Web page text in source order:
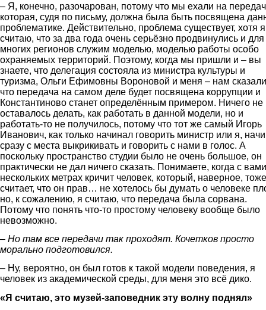
– Я, конечно, разочарован, потому что мы ехали на
которая, судя по письму, должна была быть посвящена
проблематике. Действительно, проблема существует, хотя я
считаю, что за два года очень серьёзно продвинулись и для
многих регионов служим моделью, моделью работы особо
охраняемых территорий. Поэтому, когда мы пришли и – вы
знаете, что делегация состояла из министра культуры и
туризма, Ольги Ефимовны Вороновой и меня – нам
что передача на самом деле будет посвящена коррупции и
Константиново станет определённым примером. Ничего не
оставалось делать, как работать в данной модели, но и
работать-то не получилось, потому что тот же самый Игорь
Иванович, как только начинал говорить министр или я,
сразу с места выкрикивать и говорить с нами в голос. А
поскольку пространство студии было не очень большое, он
практически не дал ничего сказать. Понимаете, когда с
нескольких метрах кричит человек, который, наверное, тоже
считает, что он прав… не хотелось бы думать о человеке
но, к сожалению, я считаю, что передача была сорвана.
Потому что понять что-то простому человеку вообще было
невозможно.
– Но там все передачи так проходят. Кочетков просто
морально подготовился.
– Ну, вероятно, он был готов к такой модели поведения, я
человек из академической среды, для меня это всё дико.
«Я считаю, это музей-заповедник эту волну поднял»